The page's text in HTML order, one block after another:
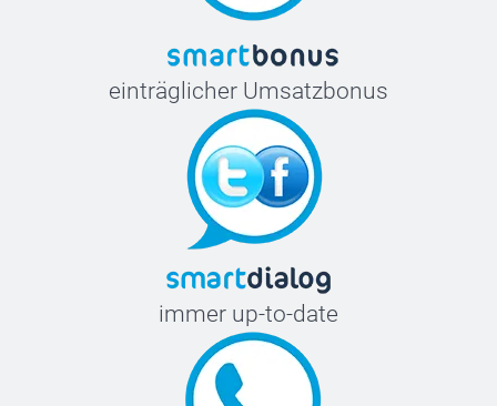
einträglicher Umsatzbonus
immer up-to-date